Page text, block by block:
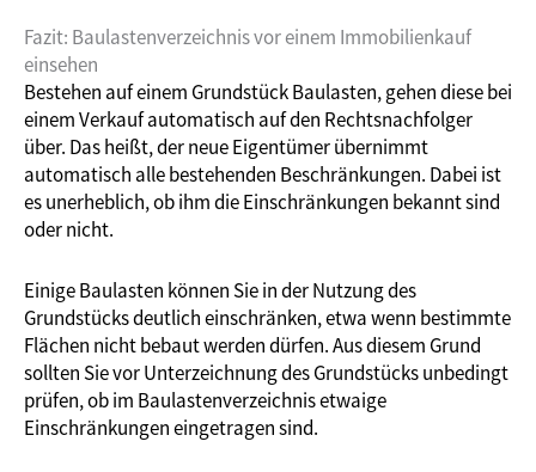
Fazit: Baulastenverzeichnis vor einem Immobilienkauf
einsehen
Bestehen auf einem Grundstück Baulasten, gehen diese bei
einem Verkauf automatisch auf den Rechtsnachfolger
über. Das heißt, der neue Eigentümer übernimmt
automatisch alle bestehenden Beschränkungen. Dabei ist
es unerheblich, ob ihm die Einschränkungen bekannt sind
oder nicht.
Einige Baulasten können Sie in der Nutzung des
Grundstücks deutlich einschränken, etwa wenn bestimmte
Flächen nicht bebaut werden dürfen. Aus diesem Grund
sollten Sie vor Unterzeichnung des Grundstücks unbedingt
prüfen, ob im Baulastenverzeichnis etwaige
Einschränkungen eingetragen sind.